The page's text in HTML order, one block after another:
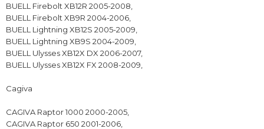
BUELL Firebolt XB12R 2005-2008,
BUELL Firebolt XB9R 2004-2006,
BUELL Lightning XB12S 2005-2009,
BUELL Lightning XB9S 2004-2009,
BUELL Ulysses XB12X DX 2006-2007,
BUELL Ulysses XB12X FX 2008-2009,
Cagiva
CAGIVA Raptor 1000 2000-2005,
CAGIVA Raptor 650 2001-2006,